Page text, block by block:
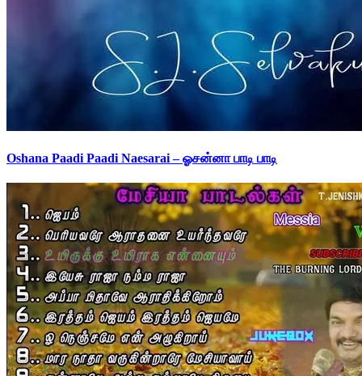
Oshana Paadi Paadi Naesarai – ஓசன்னா பாடி பாடி